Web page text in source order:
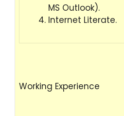
MS Outlook).
Internet Literate.
Working Experience